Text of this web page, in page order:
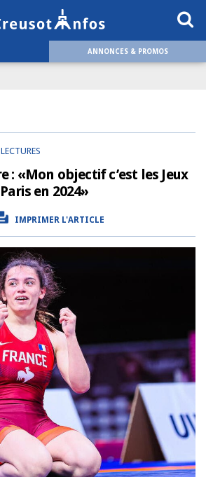
ANNONCES & PROMOS
: «Mon objectif c’est les Jeux
en 2024»
IMPRIMER L'ARTICLE